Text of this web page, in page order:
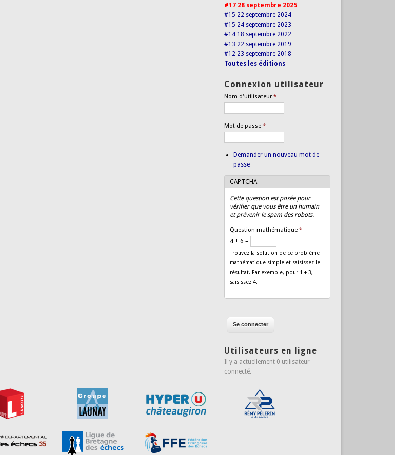
#17 28 septembre 2025
#15 22 septembre 2024
#15 24 septembre 2023
#14 18 septembre 2022
#13 22 septembre 2019
#12 23 septembre 2018
Toutes les éditions
Connexion utilisateur
Nom d'utilisateur*
Mot de passe *
Demander un nouveau mot de
passe
CAPTCHA
Cette question est posée pour
vérifier que vous être un humain
et prévenir le spam des robots.
Question mathématique *
4 + 6 =
Trouvez la solution de ce problème
mathématique simple et saisissez le
résultat. Par exemple, pour 1 + 3,
saisissez 4.
Utilisateurs en ligne
Il y a actuellement 0 utilisateur
connecté.